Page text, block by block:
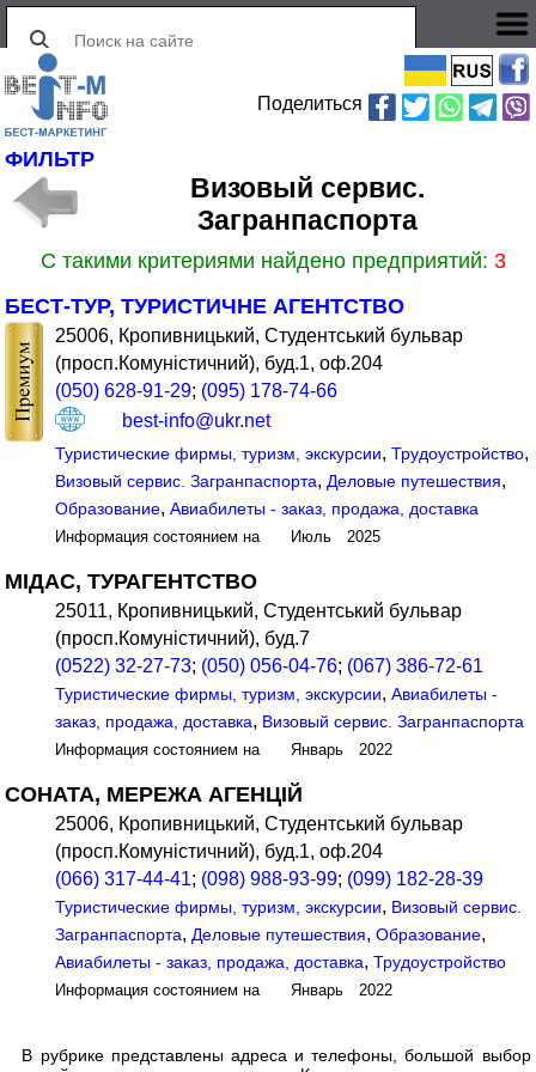
Поделиться
ФИЛЬТР
Визовый сервис.
Загранпаспорта
С такими критериями найдено предприятий:3
БЕСТ-ТУР, ТУРИСТИЧНЕ АГЕНТСТВО
25006, Кропивницький, Студентський бульвар
(просп.Комуністичний), буд.1, оф.204
(050) 628-91-29; (095) 178-74-66
best-info@ukr.net
Туристические фирмы, туризм, экскурсии,Трудоустройство,
Визовый сервис. Загранпаспорта, Деловые путешествия,
Образование,Авиабилеты - заказ, продажа, доставка
Информация состоянием на Июль 2025
МІДАС, ТУРАГЕНТСТВО
25011, Кропивницький, Студентський бульвар
(просп.Комуністичний), буд.7
(0522) 32-27-73; (050) 056-04-76; (067) 386-72-61
Туристические фирмы, туризм, экскурсии,Авиабилеты -
заказ, продажа, доставка, Визовый сервис. Загранпаспорта
Информация состоянием на Январь 2022
СОНАТА, МЕРЕЖА АГЕНЦІЙ
25006, Кропивницький, Студентський бульвар
(просп.Комуністичний), буд.1, оф.204
(066) 317-44-41; (098) 988-93-99; (099) 182-28-39
Туристические фирмы, туризм, экскурсии, Визовый сервис.
Загранпаспорта, Деловые путешествия,Образование,
Авиабилеты - заказ, продажа, доставка,Трудоустройство
Информация состоянием на Январь 2022
В рубрике представлены адреса и телефоны, большой выбор